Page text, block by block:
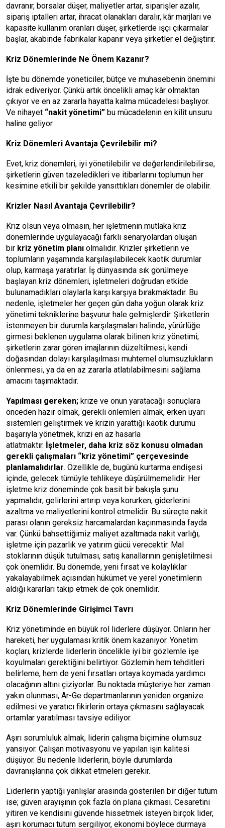
davranır, borsalar düşer, maliyetler artar, siparişler azalır,
sipariş iptalleri artar, ihracat olanakları daralır, kâr marjları ve
kapasite kullanım oranları düşer, şirketlerde işçi çıkarmalar
başlar, akabinde fabrikalar kapanır veya şirketler el değiştirir.
Kriz Dönemlerinde Ne Önem Kazanır?
İşte bu dönemde yöneticiler, bütçe ve muhasebenin önemini
idrak ediveriyor. Çünkü artık öncelikli amaç kâr olmaktan
çıkıyor ve en az zararla hayatta kalma mücadelesi başlıyor.
Ve nihayet “nakit yönetimi” bu mücadelenin en kilit unsuru
haline geliyor.
Kriz Dönemleri Avantaja Çevrilebilir mi?
Evet, kriz dönemleri, iyi yönetilebilir ve değerlendirilebilirse,
şirketlerin güven tazeledikleri ve itibarlarını toplumun her
kesimine etkili bir şekilde yansıttıkları dönemler de olabilir.
Krizler Nasıl Avantaja Çevrilebilir?
Kriz olsun veya olmasın, her işletmenin mutlaka kriz
dönemlerinde uygulayacağı farklı senaryolardan oluşan
bir kriz yönetim planı olmalıdır. Krizler şirketlerin ve
toplumların yaşamında karşılaşılabilecek kaotik durumlar
olup, karmaşa yaratırlar. İş dünyasında sık görülmeye
başlayan kriz dönemleri, işletmeleri doğrudan etkide
bulunamadıkları olaylarla karşı karşıya bırakmaktadır. Bu
nedenle, işletmeler her geçen gün daha yoğun olarak kriz
yönetimi tekniklerine başvurur hale gelmişlerdir. Şirketlerin
istenmeyen bir durumla karşılaşmaları halinde, yürürlüğe
girmesi beklenen uygulama olarak bilinen kriz yönetimi;
şirketlerin zarar gören imajlarının düzeltilmesi, kendi
doğasından dolayı karşılaşılması muhtemel olumsuzlukların
önlenmesi, ya da en az zararla atlatılabilmesini sağlama
amacını taşımaktadır.
Yapılması gereken; krize ve onun yaratacağı sonuçlara
önceden hazır olmak, gerekli önlemleri almak, erken uyarı
sistemleri geliştirmek ve krizin yarattığı kaotik durumu
başarıyla yönetmek, krizi en az hasarla
atlatmaktır. İşletmeler, daha kriz söz konusu olmadan
gerekli çalışmaları “kriz yönetimi” çerçevesinde
planlamalıdırlar. Özellikle de, bugünü kurtarma endişesi
içinde, gelecek tümüyle tehlikeye düşürülmemelidir. Her
işletme kriz döneminde çok basit bir bakışla şunu
yapmalıdır; gelirlerini artırıp veya korurken, giderlerini
azaltma ve maliyetlerini kontrol etmelidir. Bu süreçte nakit
parası olanın gereksiz harcamalardan kaçınmasında fayda
var. Çünkü bahsettiğimiz maliyet azaltmada nakit varlığı,
işletme için pazarlık ve yatırım gücü verecektir. Mal
stoklarının düşük tutulması, satış kanallarının genişletilmesi
çok önemlidir. Bu dönemde, yeni fırsat ve kolaylıklar
yakalayabilmek açısından hükümet ve yerel yönetimlerin
aldığı kararları takip etmek de çok önemlidir.
Kriz Dönemlerinde Girişimci Tavrı
Kriz yönetiminde en büyük rol liderlere düşüyor. Onların her
hareketi, her uygulaması kritik önem kazanıyor. Yönetim
koçları, krizlerde liderlerin öncelikle iyi bir gözlemle işe
koyulmaları gerektiğini belirtiyor. Gözlemin hem tehditleri
belirleme, hem de yeni fırsatları ortaya koymada yardımcı
olacağının altını çiziyorlar. Bu noktada müşteriye her zaman
yakın olunması, Ar-Ge departmanlarının yeniden organize
edilmesi ve yaratıcı fikirlerin ortaya çıkmasını sağlayacak
ortamlar yaratılması tavsiye ediliyor.
Aşırı sorumluluk almak, liderin çalışma biçimine olumsuz
yansıyor. Çalışan motivasyonu ve yapılan işin kalitesi
düşüyor. Bu nedenle liderlerin, böyle durumlarda
davranışlarına çok dikkat etmeleri gerekir.
Liderlerin yaptığı yanlışlar arasında gösterilen bir diğer tutum
ise; güven arayışının çok fazla ön plana çıkması. Cesaretini
yitiren ve kendisini güvende hissetmek isteyen birçok lider,
aşırı korumacı tutum sergiliyor, ekonomi böylece durmaya